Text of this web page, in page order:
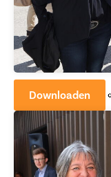
Downloaden